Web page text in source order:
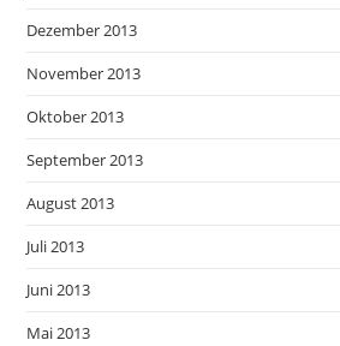
Dezember 2013
November 2013
Oktober 2013
September 2013
August 2013
Juli 2013
Juni 2013
Mai 2013